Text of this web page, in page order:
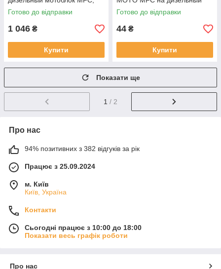
SVTA-6016
Готово до відправки
1 046 ₴
Купити
мотоблок, L - 63 мм, резьба -
М8, SVTA-6013
Готово до відправки
44 ₴
Купити
Показати ще
1 / 2
Про нас
94% позитивних з 382 відгуків за рік
Працює з 25.09.2024
м. Київ
Київ, Україна
Контакти
Сьогодні працює з 10:00 до 18:00
Показати весь графік роботи
Про нас